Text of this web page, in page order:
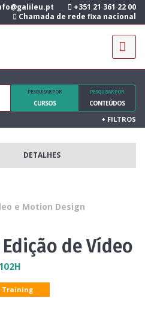
+351 21 361 22 00
Chamada de rede fixa nacional
PESQUISAR POR
CURSOS
PESQUISAR POR
CONTEÚDOS
+ FILTROS
DETALHES
e Motion Design
de Vídeo
Training